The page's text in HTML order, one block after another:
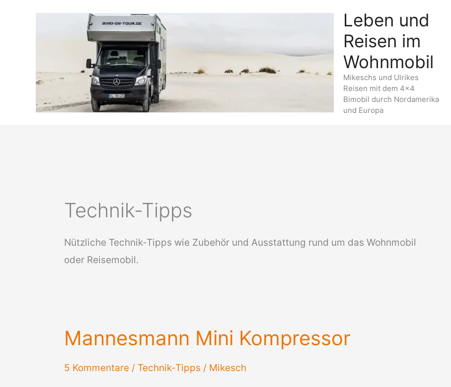
Leben und
Reisen im
Wohnmobil
Mikeschs und Ulrikes
Reisen mit dem 4x4
Bimobil durch Nordamerika
und Europa
Technik-Tipps
Nützliche Technik-Tipps wie Zubehör und Ausstattung rund um das Wohnmobil
oder Reisemobil.
Mannesmann Mini Kompressor
5 Kommentare / Technik-Tipps / Mikesch